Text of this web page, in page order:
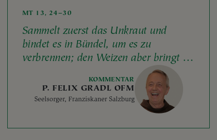
MT 13, 24–30
Sammelt zuerst das Unkraut und
bindet es in Bündel, um es zu
verbrennen; den Weizen aber bringt in
KOMMENTAR
P. FELIX GRADL OFM
Seelsorger, Franziskaner Salzburg